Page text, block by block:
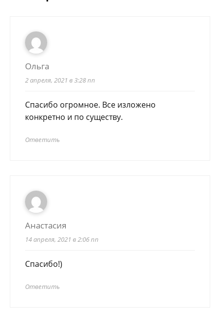
Ольга
2 апреля, 2021 в 3:28 пп
Спасибо огромное. Все изложено
конкретно и по существу.
Ответить
Анастасия
14 апреля, 2021 в 2:06 пп
Спасибо!)
Ответить